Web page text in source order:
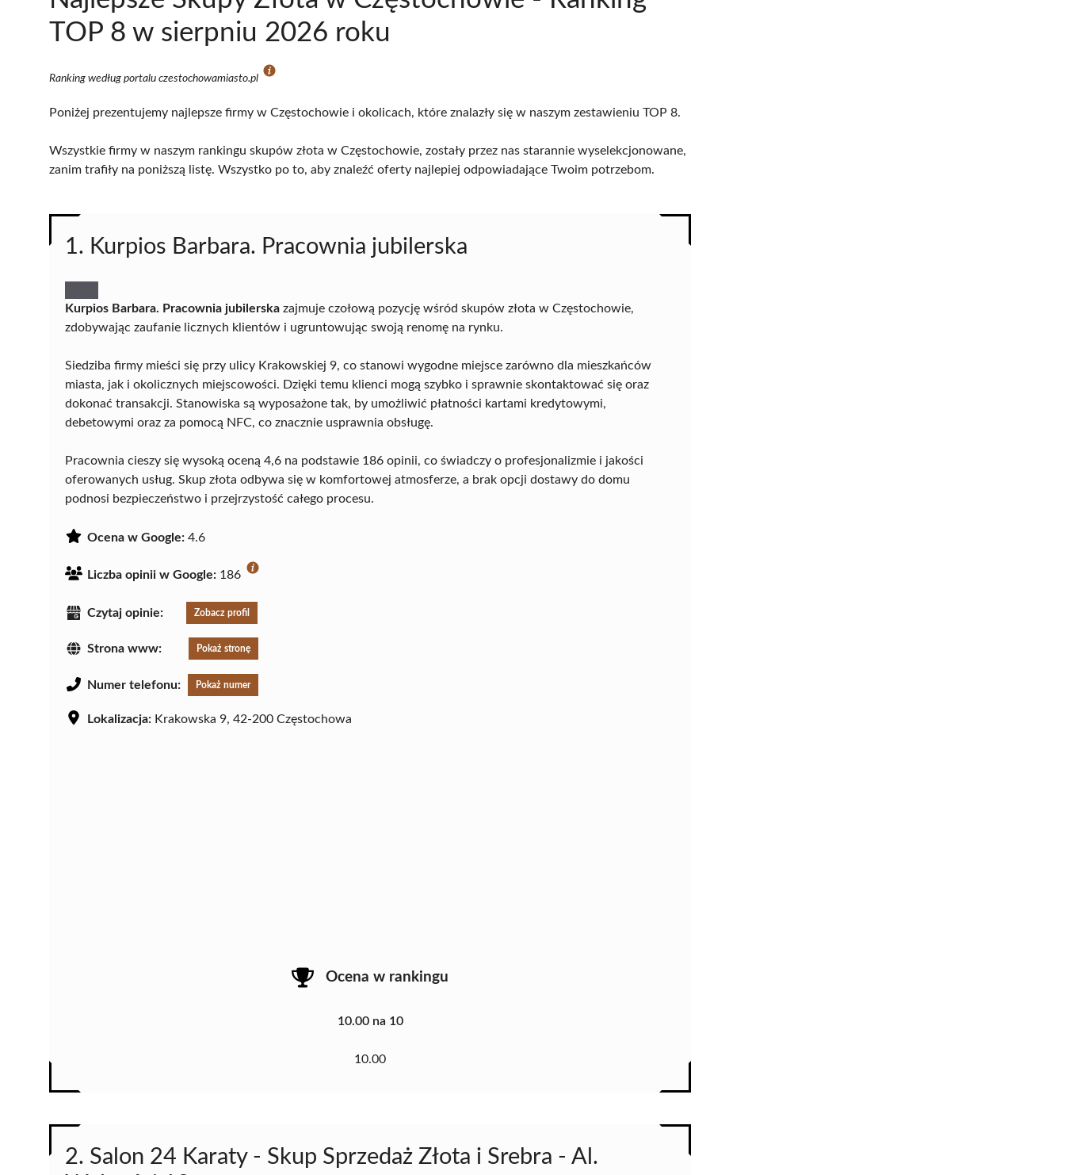
TOP 8 w sierpniu 2026 roku
Ranking według portalu czestochowamiasto.pl
Poniżej prezentujemy najlepsze firmy w Częstochowie i okolicach, które znalazły się w naszym zestawieniu TOP 8.
Wszystkie firmy w naszym rankingu skupów złota w Częstochowie, zostały przez nas starannie wyselekcjonowane,
zanim trafiły na poniższą listę. Wszystko po to, aby znaleźć oferty najlepiej odpowiadające Twoim potrzebom.
1. Kurpios Barbara. Pracownia jubilerska
Kurpios Barbara. Pracownia jubilerska zajmuje czołową pozycję wśród skupów złota w Częstochowie,
zdobywając zaufanie licznych klientów i ugruntowując swoją renomę na rynku.
Siedziba firmy mieści się przy ulicy Krakowskiej 9, co stanowi wygodne miejsce zarówno dla mieszkańców
miasta, jak i okolicznych miejscowości. Dzięki temu klienci mogą szybko i sprawnie skontaktować się oraz
dokonać transakcji. Stanowiska są wyposażone tak, by umożliwić płatności kartami kredytowymi,
debetowymi oraz za pomocą NFC, co znacznie usprawnia obsługę.
Pracownia cieszy się wysoką oceną 4,6 na podstawie 186 opinii, co świadczy o profesjonalizmie i jakości
oferowanych usług. Skup złota odbywa się w komfortowej atmosferze, a brak opcji dostawy do domu
podnosi bezpieczeństwo i przejrzystość całego procesu.
Ocena w Google: 4.6
Liczba opinii w Google: 186
Czytaj opinie: Zobacz profil
Strona www: Pokaż stronę
Numer telefonu: Pokaż numer
Lokalizacja: Krakowska 9, 42-200 Częstochowa
Ocena w rankingu
10.00 na 10
10.00
2. Salon 24 Karaty - Skup Sprzedaż Złota i Srebra - Al.